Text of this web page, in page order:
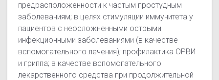
предрасположенности к частым простудным
заболеваниям; в целях стимуляции иммунитета у
пациентов с неосложненными острыми
инфекционными заболеваниями (в качестве
вспомогательного лечения); профилактика ОРВИ
и гриппа; в качестве вспомогательного
лекарственного средства при продолжительной